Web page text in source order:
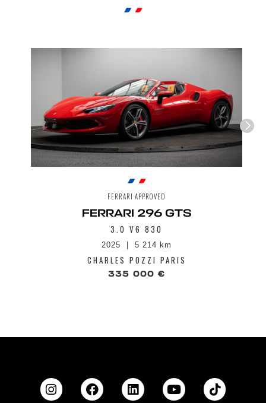
FERRARI APPROVED
FERRARI 296 GTS
3.0 V6 830
2025 5 214 km
CHARLES POZZI PARIS
335 000 €